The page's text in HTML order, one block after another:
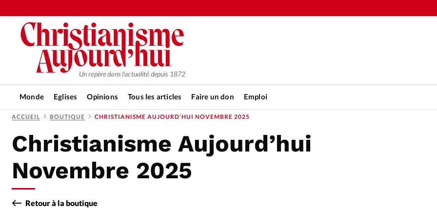
Un repère dans l'actualité depuis 1872
Monde Eglises Opinions Tous les articles Faire un don Emploi
RUBRIQUES
Tous les articles
Actualité chrétienne
Actualité internationale
ACCUEIL BOUTIQUE CHRISTIANISME AUJOURD’HUI NOVEMBRE 2025
Christianisme Aujourd’hui
Novembre 2025
Retour à la boutique